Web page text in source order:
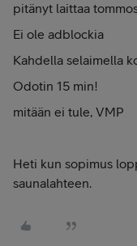
pitänyt laittaa
Ei ole adblockia
Kahdella selaimella
Odotin 15 min!
mitään ei tule, VMP
Heti kun sopimus
saunalahteen.